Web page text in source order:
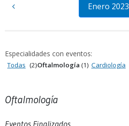
Enero 2023
Especialidades con eventos:
Todas (2)Oftalmología (1) Cardiología
Oftalmología